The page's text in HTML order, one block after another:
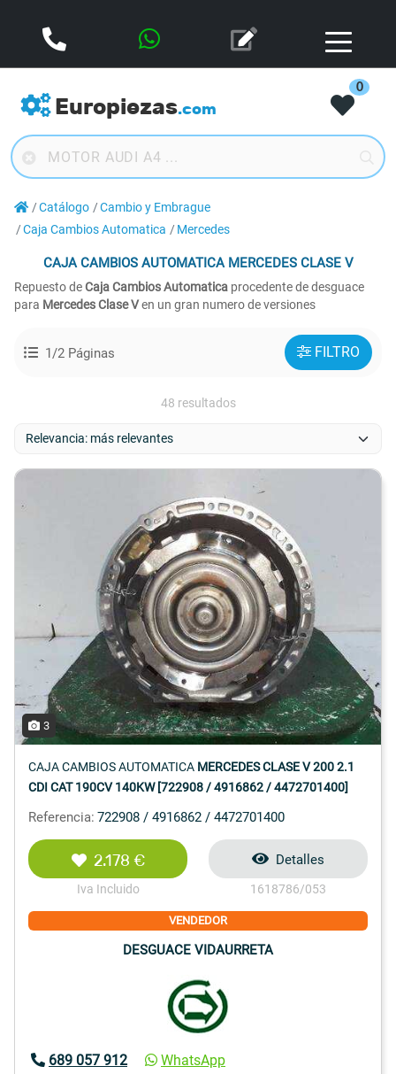
Europiezas.com
0
Catálogo
Cambio y Embrague
Caja Cambios Automatica
Mercedes
CAJA CAMBIOS AUTOMATICAMERCEDES CLASE V
Repuesto deCaja Cambios Automatica procedente de desguace
para Mercedes Clase Ven un gran numero de versiones
1/2 Páginas FILTRO
48 resultados
3
CAJA CAMBIOS AUTOMATICA MERCEDES CLASE V 200 2.1
CDI CAT 190CV 140KW [722908 / 4916862 / 4472701400]
Referencia: 722908 / 4916862 / 4472701400
2.178 €
Iva Incluido
Detalles
1618786/053
VENDEDOR
DESGUACE VIDAURRETA
689 057 912
WhatsApp